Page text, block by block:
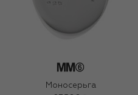
Моносерьга